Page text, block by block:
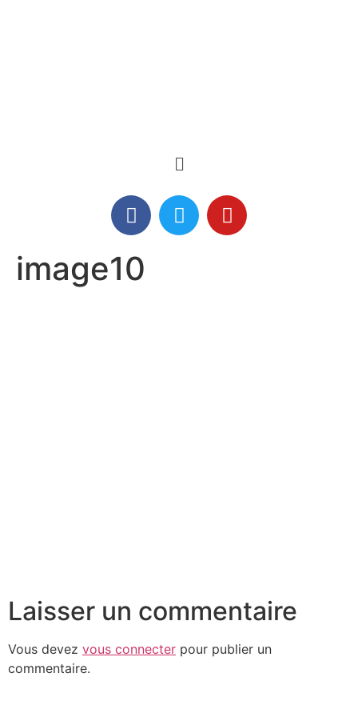
image10
Laisser un commentaire
Vous devez vous connecter pour publier un
commentaire.